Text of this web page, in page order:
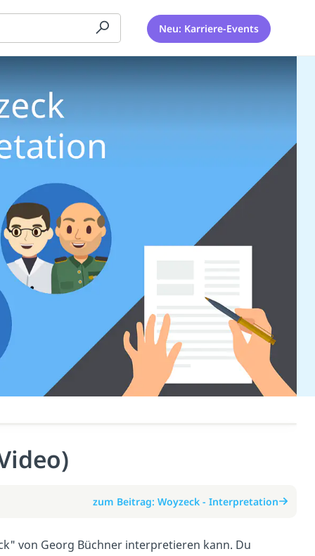
Neu: Karriere-Events
zum Beitrag: Woyzeck - Interpretation
von Georg Büchner interpretieren kann. Du